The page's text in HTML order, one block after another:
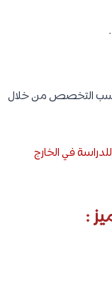
حسب التخصص من خلال
في الخارج
: